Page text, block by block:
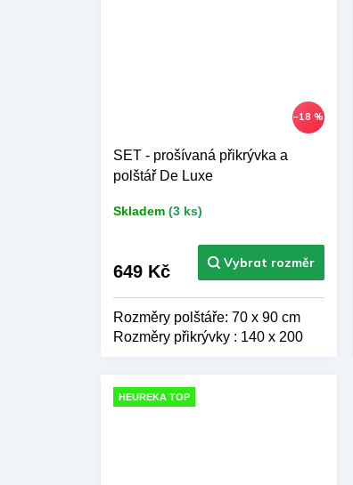
–18 %
SET - prošívaná přikrývka a
polštář De Luxe
Skladem (3 ks)
649 Kč
Rozměry polštáře: 70 x 90 cm
Rozměry přikrývky : 140 x 200
HEUREKA TOP